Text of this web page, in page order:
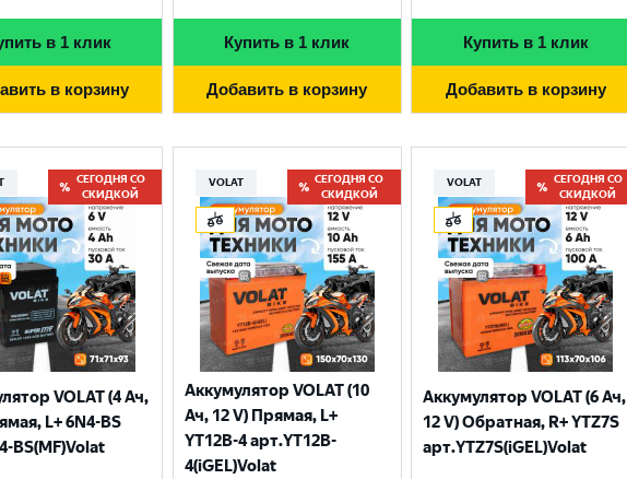
в 1 клик
в корзину
Купить в 1 клик
Добавить в корзину
Купить в 1 клик
Добавить в корзину
СЕГОДНЯ СО
СКИДКОЙ
VOLAT (4 Ач,
L+ 6N4-BS
BS(MF)Volat
VOLAT
СЕГОДНЯ СО
СКИДКОЙ
Аккумулятор VOLAT (10
Ач, 12 V) Прямая, L+
YT12B-4 арт.YT12B-
4(iGEL)Volat
VOLAT
СЕГОДНЯ СО
СКИДКОЙ
Аккумулятор VOLAT (6 Ач,
12 V) Обратная, R+ YTZ7S
арт.YTZ7S(iGEL)Volat